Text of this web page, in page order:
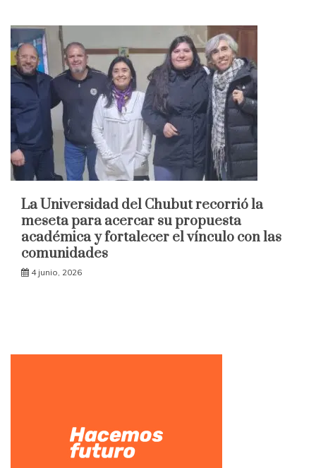
La Universidad del Chubut recorrió la
meseta para acercar su propuesta
académica y fortalecer el vínculo con las
comunidades
4 junio, 2026